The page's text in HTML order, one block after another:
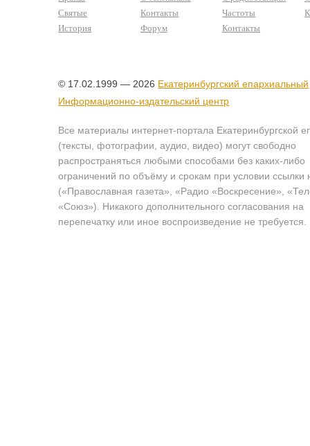
Святые
История
Контакты
Форум
Частоты
Контакты
© 17.02.1999 — 2026 Екатеринбургский епархиальный
Информационно-издательский центр
Все материалы интернет-портала Екатеринбургской
(тексты, фотографии, аудио, видео) могут свободно
распространяться любыми способами без каких-либо
ограничений по объёму и срокам при условии ссылки
(«Православная газета», «Радио «Воскресение»,
«Союз»). Никакого дополнительного согласования на
перепечатку или иное воспроизведение не требуется.